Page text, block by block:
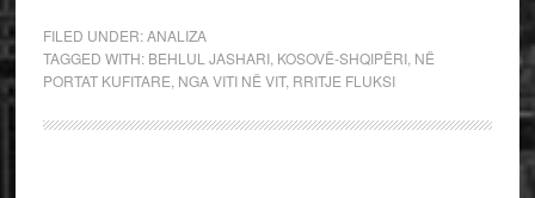
FILED UNDER:ANALIZA
TAGGED WITH: BEHLUL JASHARI, KOSOVË-SHQIPËRI, NË
PORTAT KUFITARE NGA VITI NË VIT, RRITJE FLUKSI